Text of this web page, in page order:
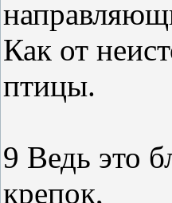
Как от
птицы.
9 Ведь это
крепок,